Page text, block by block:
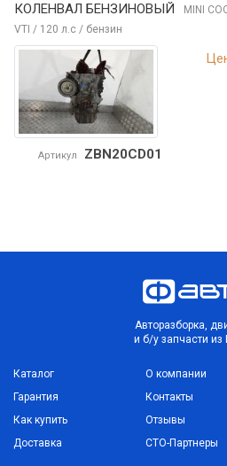
КОЛЕНВАЛ БЕНЗИНОВЫЙ MINI
VTI / 120 л.с / бензин
Артикул ZBN20CD01
Авторазборка,
и б/у запчасти из
Каталог
Гарантия
Как купить
Доставка
О компании
Контакты
Отзывы
СТО-Партнеры